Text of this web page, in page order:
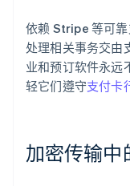
依赖 Stripe 等可
处理相关事务交由
业和预订软件永远
轻它们遵守支付卡
加密传输中